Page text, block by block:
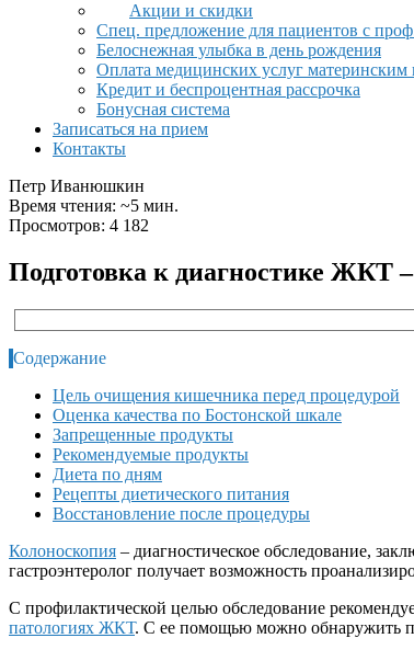
Акции и скидки
Спец. предложение для пациентов с
Белоснежная улыбка в день рождения
Оплата медицинских услуг материнским
Кредит и беспроцентная рассрочка
Бонусная система
Записаться на прием
Контакты
Петр Иванюшкин
Время чтения: ~5 мин.
Просмотров: 4 182
Подготовка к диагностике ЖКТ
Содержание
Цель очищения кишечника перед процедурой
Оценка качества по Бостонской шкале
Запрещенные продукты
Рекомендуемые продукты
Диета по дням
Рецепты диетического питания
Восстановление после процедуры
Колоноскопия – диагностическое обследование,
гастроэнтеролог получает возможность
С профилактической целью обследование
патологиях ЖКТ. С ее помощью можно обнаружить